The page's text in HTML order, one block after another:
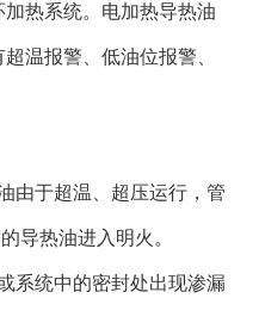
热系统。电加热导热油
温报警、低油位报警、
于超温、超压运行，管
导热油进入明火。
统中的密封处出现渗漏